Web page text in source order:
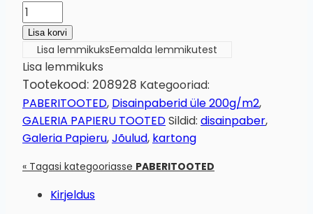
Disainpaberi
segupakk
STARSHINE,
A4,
200g/20lk
kogus
Lisa korvi
Lisa lemmikuksEemalda lemmikutest
Lisa lemmikuks
Tootekood: 208928 Kategooriad:
PABERITOOTED, Disainpaberid üle 200g/m2,
GALERIA PAPIERU TOOTEDSildid: disainpaber,
Galeria Papieru,Jõulud, kartong
« Tagasi kategooriasse PABERITOOTED
Kirjeldus